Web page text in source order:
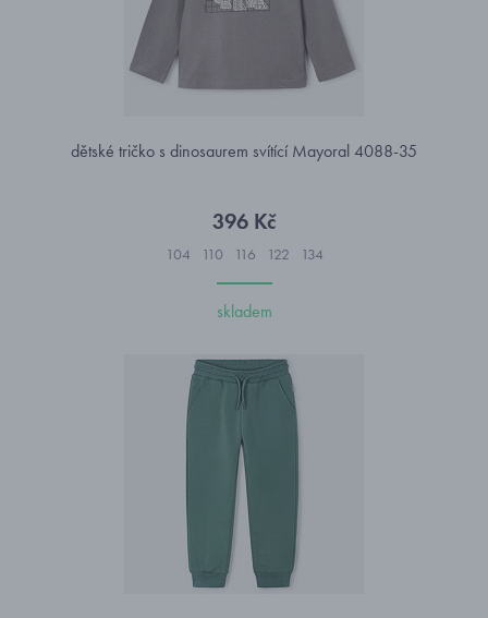
dětské tričko s dinosaurem svítící Mayoral 4088-35
396 Kč
104 110 116 122 134
skladem